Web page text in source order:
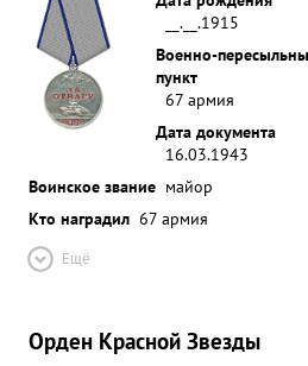
__.__.1915
Военно-
пункт
67 армия
Дата документа
16.03.1943
Воинское звание майор
Кто наградил 67 армия
Ещё
Орден Красной Звезды